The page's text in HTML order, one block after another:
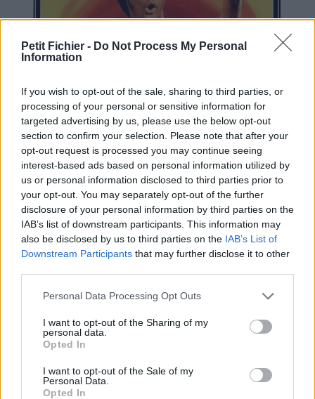
Petit Fichier - Do Not Process My Personal
Information
If you wish to opt-out of the sale, sharing to third parties, or
processing of your personal or sensitive information for
targeted advertising by us, please use the below opt-out
section to confirm your selection. Please note that after your
opt-out request is processed you may continue seeing
interest-based ads based on personal information utilized by
us or personal information disclosed to third parties prior to
your opt-out. You may separately opt-out of the further
disclosure of your personal information by third parties on the
IAB’s list of downstream participants. This information may
also be disclosed by us to third parties on the IAB’s List of
Downstream Participants that may further disclose it to other
Personal Data Processing Opt Outs
I want to opt-out of the Sharing of my
personal data.
Opted In
I want to opt-out of the Sale of my
Personal Data.
Opted In
Partager le fichier
(1).jpg sur le Web et les réseaux
sociaux: